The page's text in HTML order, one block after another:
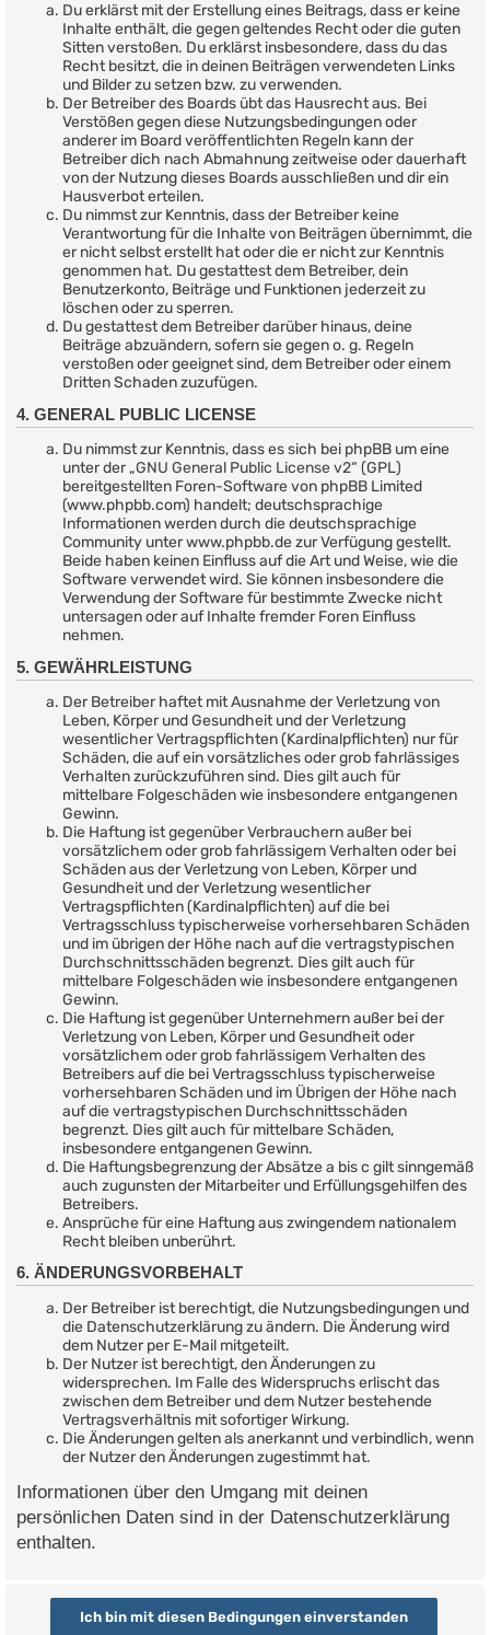
Du erklärst mit der Erstellung eines Beitrags, dass er keine
Inhalte enthält, die gegen geltendes Recht oder die guten
Sitten verstoßen. Du erklärst insbesondere, dass du das
Recht besitzt, die in deinen Beiträgen verwendeten Links
und Bilder zu setzen bzw. zu verwenden.
Der Betreiber des Boards übt das Hausrecht aus. Bei
Verstößen gegen diese Nutzungsbedingungen oder
anderer im Board veröffentlichten Regeln kann der
Betreiber dich nach Abmahnung zeitweise oder dauerhaft
von der Nutzung dieses Boards ausschließen und dir ein
Hausverbot erteilen.
Du nimmst zur Kenntnis, dass der Betreiber keine
Verantwortung für die Inhalte von Beiträgen übernimmt, die
er nicht selbst erstellt hat oder die er nicht zur Kenntnis
genommen hat. Du gestattest dem Betreiber, dein
Benutzerkonto, Beiträge und Funktionen jederzeit zu
löschen oder zu sperren.
Du gestattest dem Betreiber darüber hinaus, deine
Beiträge abzuändern, sofern sie gegen o. g. Regeln
verstoßen oder geeignet sind, dem Betreiber oder einem
Dritten Schaden zuzufügen.
4. GENERAL PUBLIC LICENSE
Du nimmst zur Kenntnis, dass es sich bei phpBB um eine
unter der „GNU General Public License v2“ (GPL)
bereitgestellten Foren-Software von phpBB Limited
(www.phpbb.com) handelt; deutschsprachige
Informationen werden durch die deutschsprachige
Community unter www.phpbb.de zur Verfügung gestellt.
Beide haben keinen Einfluss auf die Art und Weise, wie die
Software verwendet wird. Sie können insbesondere die
Verwendung der Software für bestimmte Zwecke nicht
untersagen oder auf Inhalte fremder Foren Einfluss
nehmen.
5. GEWÄHRLEISTUNG
Der Betreiber haftet mit Ausnahme der Verletzung von
Leben, Körper und Gesundheit und der Verletzung
wesentlicher Vertragspflichten (Kardinalpflichten) nur für
Schäden, die auf ein vorsätzliches oder grob fahrlässiges
Verhalten zurückzuführen sind. Dies gilt auch für
mittelbare Folgeschäden wie insbesondere entgangenen
Gewinn.
Die Haftung ist gegenüber Verbrauchern außer bei
vorsätzlichem oder grob fahrlässigem Verhalten oder bei
Schäden aus der Verletzung von Leben, Körper und
Gesundheit und der Verletzung wesentlicher
Vertragspflichten (Kardinalpflichten) auf die bei
Vertragsschluss typischerweise vorhersehbaren Schäden
und im übrigen der Höhe nach auf die vertragstypischen
Durchschnittsschäden begrenzt. Dies gilt auch für
mittelbare Folgeschäden wie insbesondere entgangenen
Gewinn.
Die Haftung ist gegenüber Unternehmern außer bei der
Verletzung von Leben, Körper und Gesundheit oder
vorsätzlichem oder grob fahrlässigem Verhalten des
Betreibers auf die bei Vertragsschluss typischerweise
vorhersehbaren Schäden und im Übrigen der Höhe nach
auf die vertragstypischen Durchschnittsschäden
begrenzt. Dies gilt auch für mittelbare Schäden,
insbesondere entgangenen Gewinn.
Die Haftungsbegrenzung der Absätze a bis c gilt sinngemäß
auch zugunsten der Mitarbeiter und Erfüllungsgehilfen des
Betreibers.
Ansprüche für eine Haftung aus zwingendem nationalem
Recht bleiben unberührt.
6. ÄNDERUNGSVORBEHALT
Der Betreiber ist berechtigt, die Nutzungsbedingungen und
die Datenschutzerklärung zu ändern. Die Änderung wird
dem Nutzer per E-Mail mitgeteilt.
Der Nutzer ist berechtigt, den Änderungen zu
widersprechen. Im Falle des Widerspruchs erlischt das
zwischen dem Betreiber und dem Nutzer bestehende
Vertragsverhältnis mit sofortiger Wirkung.
Die Änderungen gelten als anerkannt und verbindlich, wenn
der Nutzer den Änderungen zugestimmt hat.
Informationen über den Umgang mit deinen
persönlichen Daten sind in der Datenschutzerklärung
enthalten.